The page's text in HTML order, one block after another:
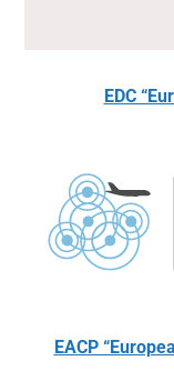
EDC
EACP